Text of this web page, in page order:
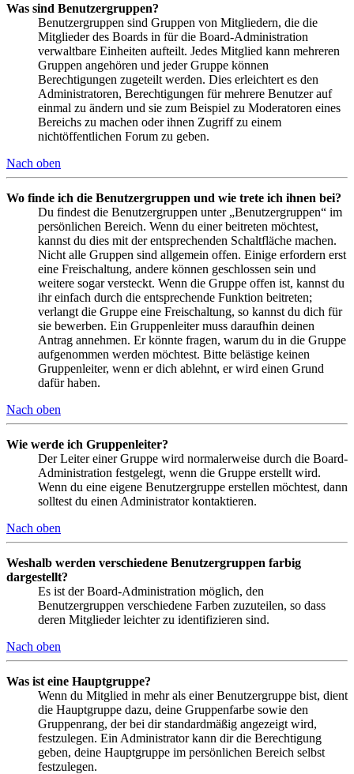
Was sind Benutzergruppen?
Benutzergruppen sind Gruppen von Mitgliedern, die die
Mitglieder des Boards in für die Board-Administration
verwaltbare Einheiten aufteilt. Jedes Mitglied kann mehreren
Gruppen angehören und jeder Gruppe können
Berechtigungen zugeteilt werden. Dies erleichtert es den
Administratoren, Berechtigungen für mehrere Benutzer auf
einmal zu ändern und sie zum Beispiel zu Moderatoren eines
Bereichs zu machen oder ihnen Zugriff zu einem
nichtöffentlichen Forum zu geben.
Nach oben
Wo finde ich die Benutzergruppen und wie trete ich ihnen bei?
Du findest die Benutzergruppen unter „Benutzergruppen“ im
persönlichen Bereich. Wenn du einer beitreten möchtest,
kannst du dies mit der entsprechenden Schaltfläche machen.
Nicht alle Gruppen sind allgemein offen. Einige erfordern erst
eine Freischaltung, andere können geschlossen sein und
weitere sogar versteckt. Wenn die Gruppe offen ist, kannst du
ihr einfach durch die entsprechende Funktion beitreten;
verlangt die Gruppe eine Freischaltung, so kannst du dich für
sie bewerben. Ein Gruppenleiter muss daraufhin deinen
Antrag annehmen. Er könnte fragen, warum du in die Gruppe
aufgenommen werden möchtest. Bitte belästige keinen
Gruppenleiter, wenn er dich ablehnt, er wird einen Grund
dafür haben.
Nach oben
Wie werde ich Gruppenleiter?
Der Leiter einer Gruppe wird normalerweise durch die Board-
Administration festgelegt, wenn die Gruppe erstellt wird.
Wenn du eine eigene Benutzergruppe erstellen möchtest, dann
solltest du einen Administrator kontaktieren.
Nach oben
Weshalb werden verschiedene Benutzergruppen farbig
dargestellt?
Es ist der Board-Administration möglich, den
Benutzergruppen verschiedene Farben zuzuteilen, so dass
deren Mitglieder leichter zu identifizieren sind.
Nach oben
Was ist eine Hauptgruppe?
Wenn du Mitglied in mehr als einer Benutzergruppe bist, dient
die Hauptgruppe dazu, deine Gruppenfarbe sowie den
Gruppenrang, der bei dir standardmäßig angezeigt wird,
festzulegen. Ein Administrator kann dir die Berechtigung
geben, deine Hauptgruppe im persönlichen Bereich selbst
festzulegen.